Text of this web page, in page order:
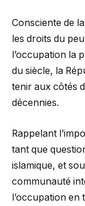
Consciente de
les droits du
l’occupation la
du siècle, la
tenir aux côtés
décennies.
Rappelant
tant que
islamique, et
communauté
l’occupation en